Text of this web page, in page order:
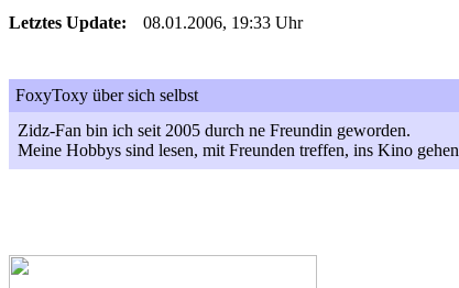
Letztes Update:
08.01.2006, 19:33 Uhr
FoxyToxy über sich selbst
Zidz-Fan bin ich seit 2005 durch ne Freundin geworden.
Meine Hobbys sind lesen, mit Freunden treffen, ins Kino gehen